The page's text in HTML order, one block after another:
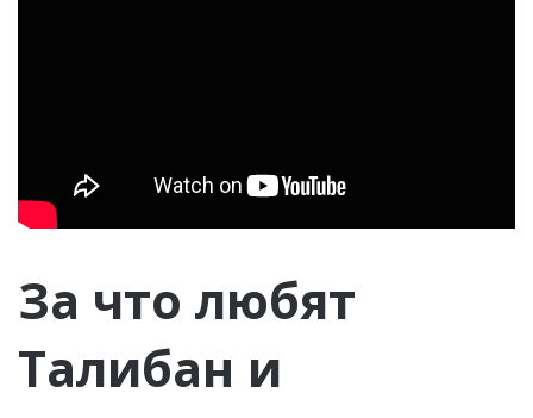
За что любят
Талибан и